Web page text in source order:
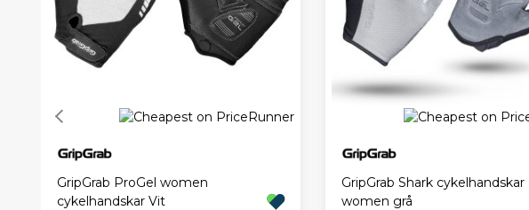
GripGrab ProGel women
cykelhandskar Vit
GripGrab Shark cykelhandskar
women grå